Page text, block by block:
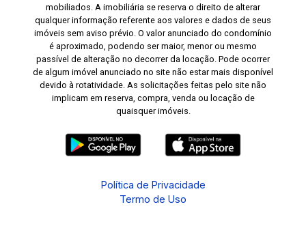
mobiliados. A imobiliária se reserva o direito de alterar
qualquer informação referente aos valores e dados de seus
imóveis sem aviso prévio. O valor anunciado do condomínio
é aproximado, podendo ser maior, menor ou mesmo
passível de alteração no decorrer da locação. Pode ocorrer
de algum imóvel anunciado no site não estar mais disponível
devido à rotatividade. As solicitações feitas pelo site não
implicam em reserva, compra, venda ou locação de
quaisquer imóveis.
Política de Privacidade
Termo de Uso